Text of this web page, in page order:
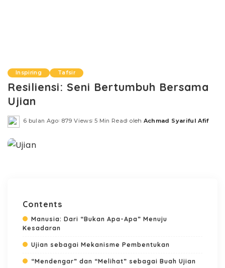
Inspiring Tafsir
Resiliensi: Seni Bertumbuh Bersama
Ujian
6 bulan Ago 879 Views 5 Min Read
Posted
oleh Achmad Syariful Afif
Contents
Manusia: Dari “Bukan Apa-Apa” Menuju
Kesadaran
Ujian sebagai Mekanisme Pembentukan
“Mendengar” dan “Melihat” sebagai Buah Ujian